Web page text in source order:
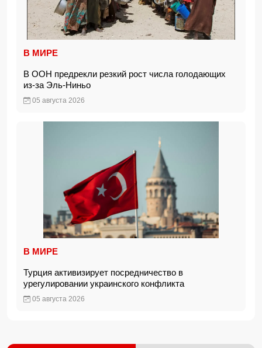
В МИРЕ
В ООН предрекли резкий рост числа голодающих
из-за Эль-Ниньо
05 августа 2026
В МИРЕ
Турция активизирует посредничество в
урегулировании украинского конфликта
05 августа 2026